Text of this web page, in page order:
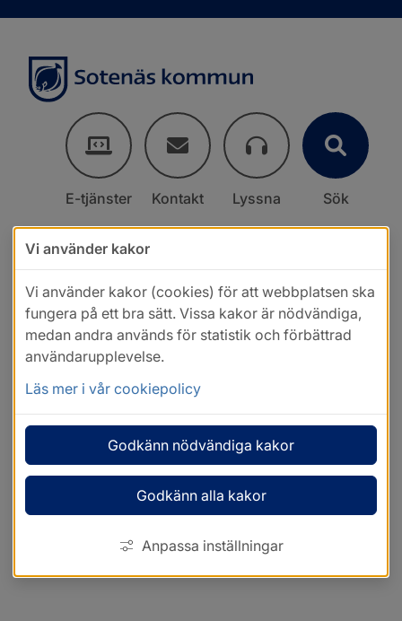
E-tjänster Kontakt Lyssna Sök
Vi använder kakor
Vi använder kakor (cookies) för att webbplatsen ska
fungera på ett bra sätt. Vissa kakor är nödvändiga,
medan andra används för statistik och förbättrad
användarupplevelse.
Läs mer i vår cookiepolicy
Godkänn nödvändiga kakor
Godkänn alla kakor
Anpassa inställningar